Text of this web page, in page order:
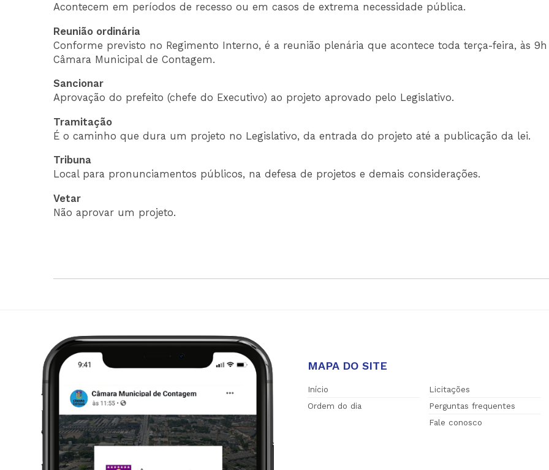
Acontecem em períodos de recesso ou em casos de extrema necessidade pública.
Reunião ordinária
Conforme previsto no Regimento Interno, é a reunião plenária que acontece toda terça-feira, às
Câmara Municipal de Contagem.
Sancionar
Aprovação do prefeito (chefe do Executivo) ao projeto aprovado pelo Legislativo.
Tramitação
É o caminho que dura um projeto no Legislativo, da entrada do projeto até a publicação da lei.
Tribuna
Local para pronunciamentos públicos, na defesa de projetos e demais considerações.
Vetar
Não aprovar um projeto.
MAPA DO SITE
Início
Ordem do dia
Licitações
Perguntas frequentes
Fale conosco